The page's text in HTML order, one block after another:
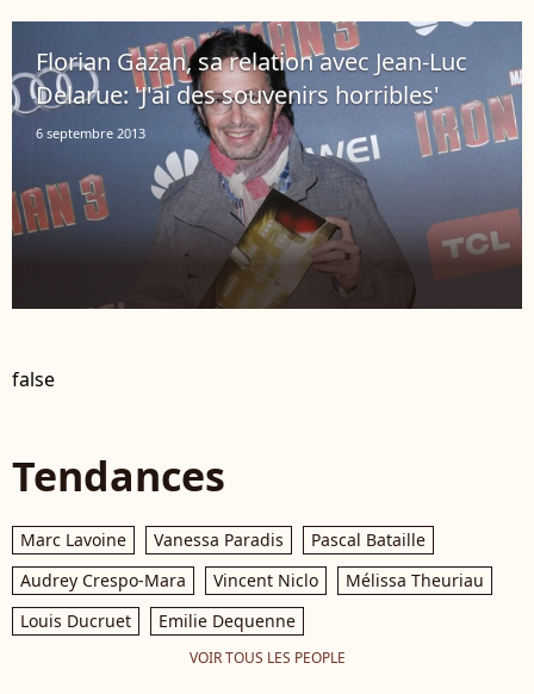
Florian Gazan, sa relation avec Jean-Luc
Delarue: 'J'ai des souvenirs horribles'
6 septembre 2013
false
Tendances
Marc Lavoine Vanessa Paradis
Pascal Bataille
Audrey Crespo-Mara
Vincent Niclo
Mélissa Theuriau
Louis Ducruet
Emilie Dequenne
VOIR TOUS LES PEOPLE